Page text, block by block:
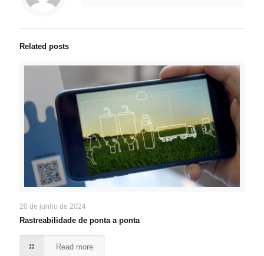
Related posts
20 de junho de 2024
Rastreabilidade de ponta a ponta
Read more